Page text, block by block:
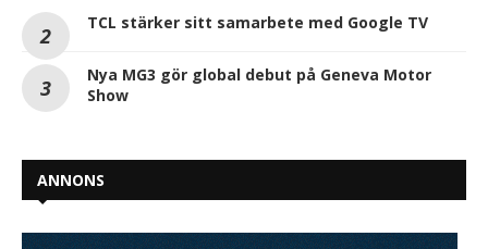
TCL stärker sitt samarbete med Google TV
Nya MG3 gör global debut på Geneva Motor
Show
ANNONS